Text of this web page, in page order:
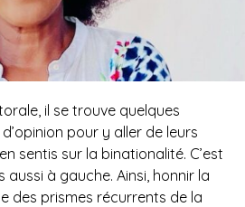
il se trouve quelques
pour y aller de leurs
sentis sur la binationalité. C’est
à gauche. Ainsi, honnir la
des prismes récurrents de la